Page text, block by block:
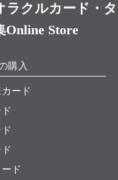
ラクルカード・
Online Store
購入
ード
ド